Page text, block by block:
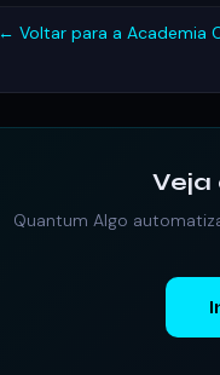
← Voltar para a Academia
Veja
Quantum Algo